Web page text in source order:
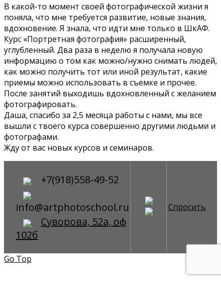
В какой-то момент своей фотографической жизни я
поняла, что мне требуется развитие, новые знания,
вдохновение. Я знала, что идти мне только в ШкАФ.
Курс «Портретная фотография» расширенный,
углубленный. Два раза в неделю я получала новую
информацию о том как можно/нужно снимать людей,
как можно получить тот или иной результат, какие
приемы можно использовать в съемке и прочее.
После занятий выходишь вдохновленный с желанием
фотографировать.
Даша, спасибо за 2,5 месяца работы с нами, мы все
вышли с твоего курса совершенно другими людьми и
фотографами.
Жду от вас новых курсов и семинаров.
+7(918)558-49-52
info@artphotoschool.ru
Суворова, 52а, оф
102б
Спросить
Go Top